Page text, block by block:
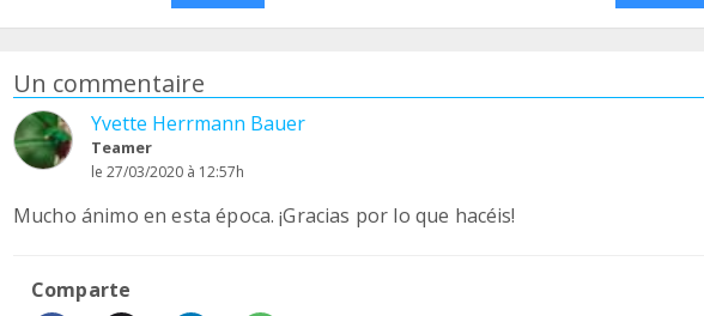
Un commentaire
Yvette Herrmann Bauer
Teamer
le 27/03/2020 à 12:57h
Mucho ánimo en esta época. ¡Gracias por lo que hacéis!
Comparte